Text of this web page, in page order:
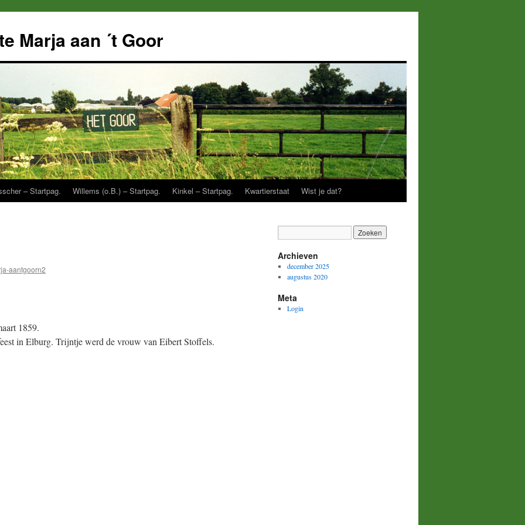
Marja aan ´t Goor
– Startpag. Willems (o.B.) – Startpag. Kinkel – Startpag. Kwartierstaat Wist je dat?
aantgoorn2
1859.
in Elburg. Trijntje werd de vrouw van Eibert Stoffels.
Archieven
december 2025
augustus 2020
Meta
Login